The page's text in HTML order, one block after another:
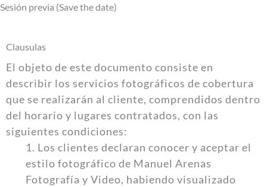
Sesión previa (Save the date)
Clausulas
El objeto de este documento consiste en
describir los servicios fotográficos de cobertura
que se realizarán al cliente, comprendidos dentro
del horario y lugares contratados, con las
siguientes condiciones:
1. Los clientes declaran conocer y aceptar el
estilo fotográfico de Manuel Arenas
Fotografía y Video, habiendo visualizado